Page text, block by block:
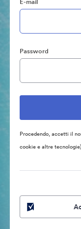
E-mail
Password
Procedendo, accetti il
cookie e altre